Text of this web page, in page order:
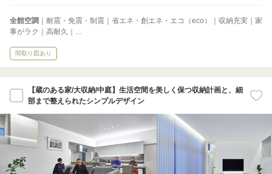
全館空調 ｜耐震・免震・制震｜省エネ・創エネ・エコ（eco）｜収納充実｜家
事がラク｜高耐久｜…
間取り図あり
【蔵のある家/大収納/中庭】生活空間を美しく保つ収納計画と、細
部まで整えられたシンプルデザイン